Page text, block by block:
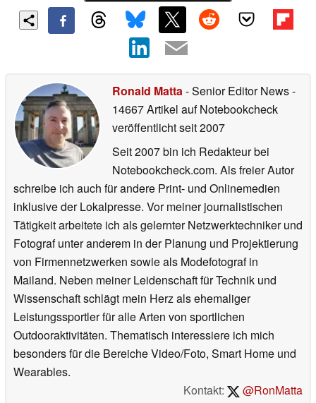
Ronald Matta- Senior Editor News-
14667 Artikel auf Notebookcheck
veröffentlichtseit 2007
Seit 2007 bin ich Redakteur bei
Notebookcheck.com. Als freier Autor
schreibe ich auch für andere Print- und Onlinemedien
inklusive der Lokalpresse. Vor meiner journalistischen
Tätigkeit arbeitete ich als gelernter Netzwerktechniker und
Fotograf unter anderem in der Planung und Projektierung
von Firmennetzwerken sowie als Modefotograf in
Mailand. Neben meiner Leidenschaft für Technik und
Wissenschaft schlägt mein Herz als ehemaliger
Leistungssportler für alle Arten von sportlichen
Outdooraktivitäten. Thematisch interessiere ich mich
besonders für die Bereiche Video/Foto, Smart Home und
Wearables.
Kontakt:
@RonMatta